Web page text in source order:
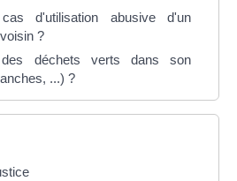
d'utilisation abusive d'un
?
des déchets verts dans son
...) ?